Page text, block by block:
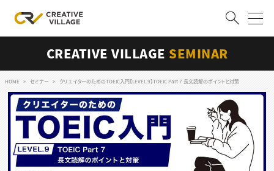
ログイン 会員登録
RECRUIT
クリエイター求人を探す
CREATIVE VILLAGE SEMINAR
HOME セミナー クリエイターのためのTOEIC入門【LEVEL.9】TOEIC Part 7 長文読解のポイントと対策